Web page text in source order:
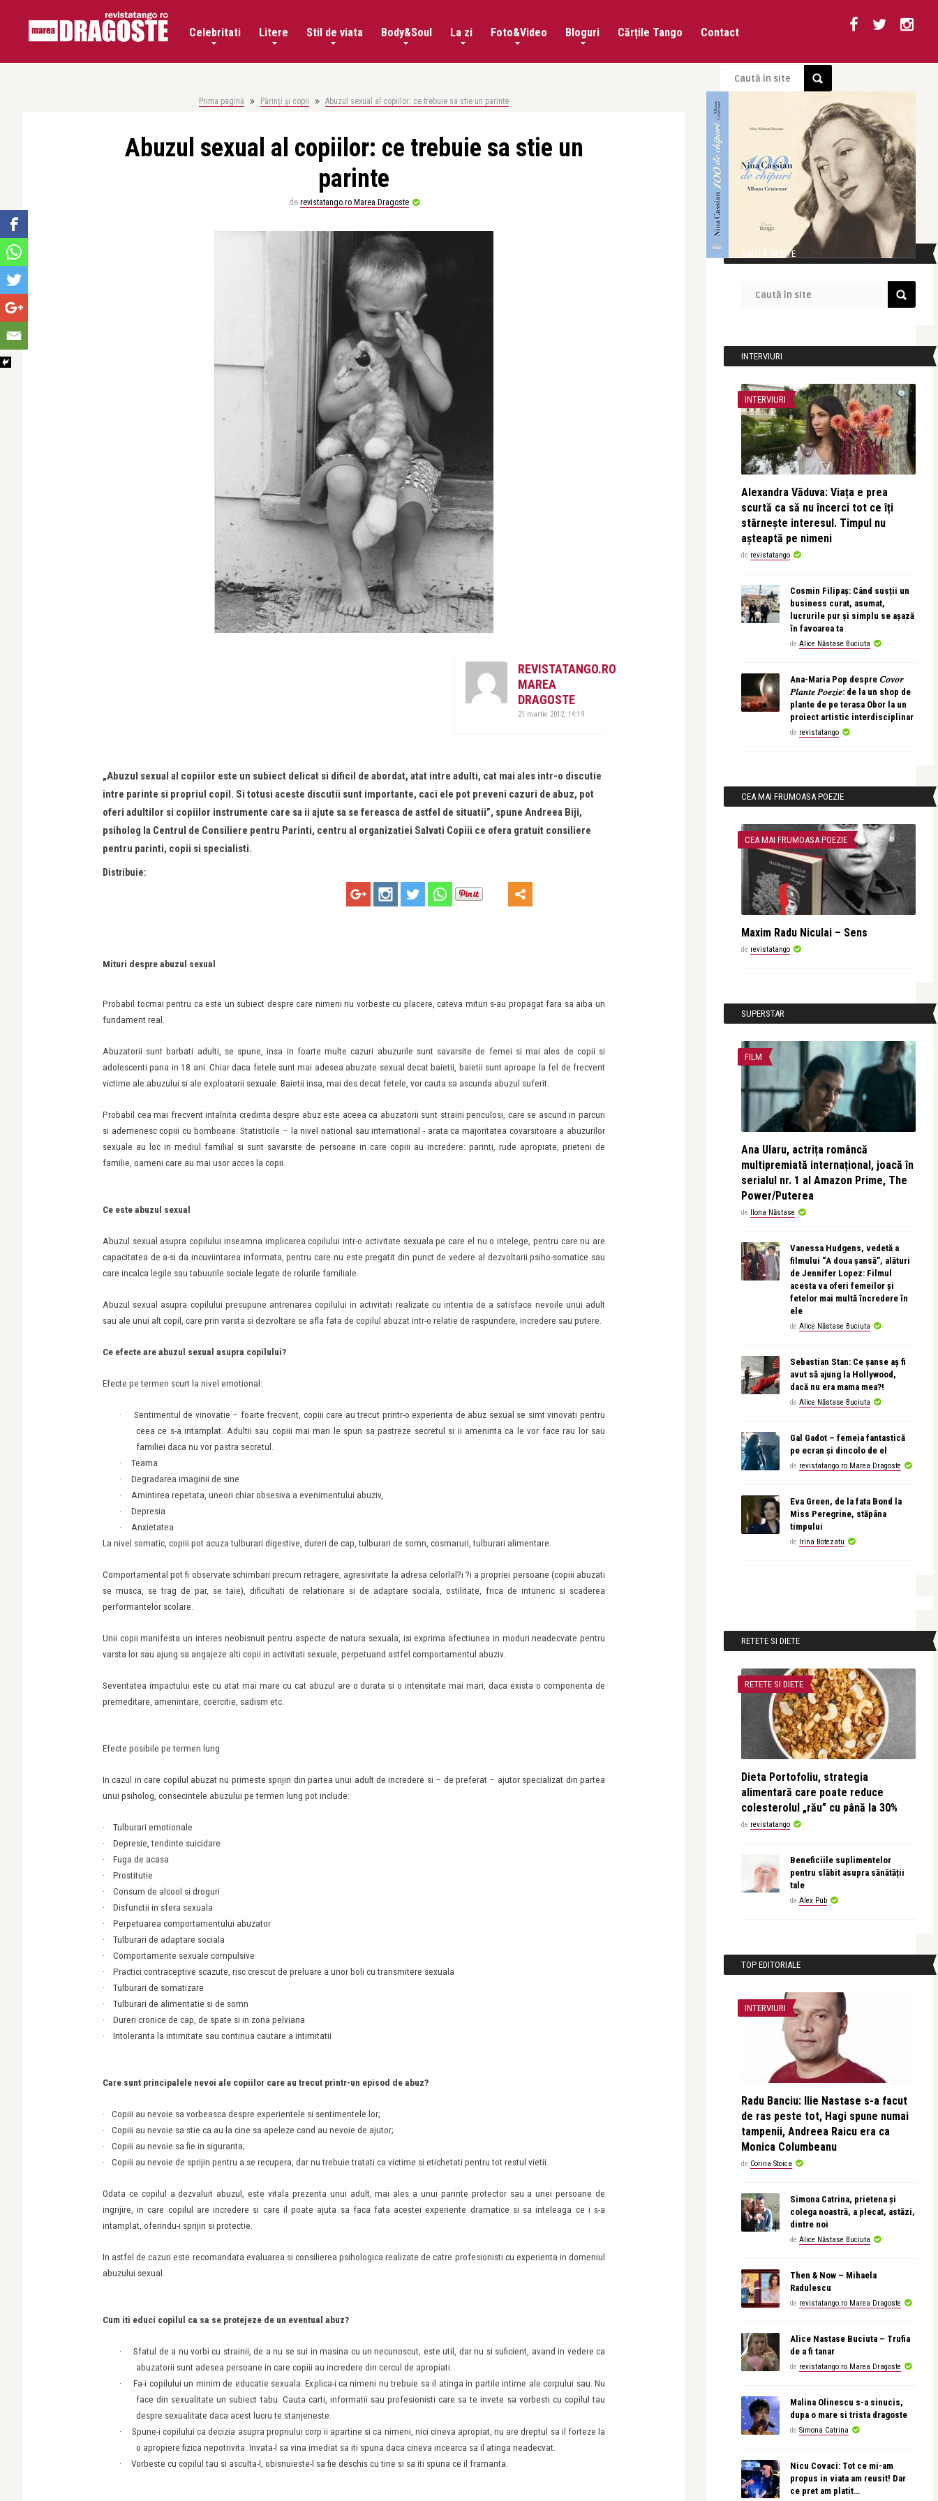
Celebritati Litere Stil de viata Body&Soul La zi Foto&Video Bloguri Cărțile Tango Contact
Prima pagină Părinți și copii Abuzul sexual al copiilor: ce trebuie sa stie un parinte
Abuzul sexual al copiilor: ce trebuie sa stie un
parinte
de revistatango.ro Marea Dragoste
REVISTATANGO.RO
MAREA
DRAGOSTE
21 martie 2012, 14:19
„Abuzul sexual al copiilor este un subiect delicat si dificil de abordat, atat intre adulti, cat mai ales intr-o discutie
intre parinte si propriul copil. Si totusi aceste discutii sunt importante, caci ele pot preveni cazuri de abuz, pot
oferi adultilor si copiilor instrumente care sa ii ajute sa se fereasca de astfel de situatii”, spune Andreea Biji,
psiholog la Centrul de Consiliere pentru Parinti, centru al organizatiei Salvati Copiii ce ofera gratuit consiliere
pentru parinti, copii si specialisti.
Distribuie:
Mituri despre abuzul sexual
Probabil tocmai pentru ca este un subiect despre care nimeni nu vorbeste cu placere, cateva mituri s-au propagat fara sa aiba un
fundament real.
Abuzatorii sunt barbati adulti, se spune, insa in foarte multe cazuri abuzurile sunt savarsite de femei si mai ales de copii si
adolescenti pana in 18 ani. Chiar daca fetele sunt mai adesea abuzate sexual decat baietii, baietii sunt aproape la fel de frecvent
victime ale abuzului si ale exploatarii sexuale. Baietii insa, mai des decat fetele, vor cauta sa ascunda abuzul suferit.
Probabil cea mai frecvent intalnita credinta despre abuz este aceea ca abuzatorii sunt straini periculosi, care se ascund in parcuri
si ademenesc copiii cu bomboane. Statisticile – la nivel national sau international - arata ca majoritatea covarsitoare a abuzurilor
sexuale au loc in mediul familial si sunt savarsite de persoane in care copiii au incredere: parinti, rude apropiate, prieteni de
familie, oameni care au mai usor acces la copii.
Ce este abuzul sexual
Abuzul sexual asupra copilului inseamna implicarea copilului intr-o activitate sexuala pe care el nu o intelege, pentru care nu are
capacitatea de a-si da incuviintarea informata, pentru care nu este pregatit din punct de vedere al dezvoltarii psiho-somatice sau
care incalca legile sau tabuurile sociale legate de rolurile familiale.
Abuzul sexual asupra copilului presupune antrenarea copilului in activitati realizate cu intentia de a satisface nevoile unui adult
sau ale unui alt copil, care prin varsta si dezvoltare se afla fata de copilul abuzat intr-o relatie de raspundere, incredere sau putere.
Ce efecte are abuzul sexual asupra copilului?
Efecte pe termen scurt la nivel emotional:
·
Sentimentul de vinovatie – foarte frecvent, copiii care au trecut printr-o experienta de abuz sexual se simt vinovati pentru
ceea ce s-a intamplat. Adultii sau copiii mai mari le spun sa pastreze secretul si ii ameninta ca le vor face rau lor sau
familiei daca nu vor pastra secretul.
·
Teama
·
Degradarea imaginii de sine
·
Amintirea repetata, uneori chiar obsesiva a evenimentului abuziv,
·
Depresia
·
Anxietatea
La nivel somatic, copiii pot acuza tulburari digestive, dureri de cap, tulburari de somn, cosmaruri, tulburari alimentare.
Comportamental pot fi observate schimbari precum retragere, agresivitate la adresa celorlal?i ?i a propriei persoane (copiii abuzati
se musca, se trag de par, se taie), dificultati de relationare si de adaptare sociala, ostilitate, frica de intuneric si scaderea
performantelor scolare.
Unii copii manifesta un interes neobisnuit pentru aspecte de natura sexuala, isi exprima afectiunea in moduri neadecvate pentru
varsta lor sau ajung sa angajeze alti copii in activitati sexuale, perpetuand astfel comportamentul abuziv.
Severitatea impactului este cu atat mai mare cu cat abuzul are o durata si o intensitate mai mari, daca exista o componenta de
premeditare, amenintare, coercitie, sadism etc.
Efecte posibile pe termen lung
In cazul in care copilul abuzat nu primeste sprijin din partea unui adult de incredere si – de preferat – ajutor specializat din partea
unui psiholog, consecintele abuzului pe termen lung pot include:
·
Tulburari emotionale
·
Depresie, tendinte suicidare
·
Fuga de acasa
·
Prostitutie
·
Consum de alcool si droguri
·
Disfunctii in sfera sexuala
·
Perpetuarea comportamentului abuzator
·
Tulburari de adaptare sociala
·
Comportamente sexuale compulsive
·
Practici contraceptive scazute, risc crescut de preluare a unor boli cu transmitere sexuala
·
Tulburari de somatizare
·
Tulburari de alimentatie si de somn
·
Dureri cronice de cap, de spate si in zona pelviana
·
Intoleranta la intimitate sau continua cautare a intimitatii
Care sunt principalele nevoi ale copiilor care au trecut printr-un episod de abuz?
·
Copiii au nevoie sa vorbeasca despre experientele si sentimentele lor;
·
Copiii au nevoie sa stie ca au la cine sa apeleze cand au nevoie de ajutor;
·
Copiii au nevoie sa fie in siguranta;
·
Copiii au nevoie de sprijin pentru a se recupera, dar nu trebuie tratati ca victime si etichetati pentru tot restul vietii.
Odata ce copilul a dezvaluit abuzul, este vitala prezenta unui adult, mai ales a unui parinte protector sau a unei persoane de
ingrijire, in care copilul are incredere si care il poate ajuta sa faca fata acestei experiente dramatice si sa inteleaga ce i s-a
intamplat, oferindu-i sprijin si protectie.
In astfel de cazuri este recomandata evaluarea si consilierea psihologica realizate de catre profesionisti cu experienta in domeniul
abuzului sexual.
Cum iti educi copilul ca sa se protejeze de un eventual abuz?
·
Sfatul de a nu vorbi cu strainii, de a nu se sui in masina cu un necunoscut, este util, dar nu si suficient, avand in vedere ca
abuzatorii sunt adesea persoane in care copiii au incredere din cercul de apropiati.
·
Fa-i copilului un minim de educatie sexuala. Explica-i ca nimeni nu trebuie sa il atinga in partile intime ale corpului sau. Nu
face din sexualitate un subiect tabu. Cauta carti, informatii sau profesionisti care sa te invete sa vorbesti cu copilul tau
despre sexualitate daca acest lucru te stanjeneste.
·
Spune-i copilului ca decizia asupra propriului corp ii apartine si ca nimeni, nici cineva apropiat, nu are dreptul sa il forteze la
o apropiere fizica nepotrivita. Invata-l sa vina imediat sa iti spuna daca cineva incearca sa il atinga neadecvat.
·
Vorbeste cu copilul tau si asculta-l, obisnuieste-l sa fie deschis cu tine si sa iti spuna ce il framanta.
CAUTĂ ÎN SITE
INTERVIURI
INTERVIURI
Alexandra Văduva: Viața e prea
scurtă ca să nu încerci tot ce îți
stârnește interesul. Timpul nu
așteaptă pe nimeni
de revistatango
Cosmin Filipaș: Când susții un
business curat, asumat,
lucrurile pur și simplu se așază
în favoarea ta
de Alice Năstase Buciuta
Ana-Maria Pop despre 𝐶𝑜𝑣𝑜𝑟
𝑃𝑙𝑎𝑛𝑡𝑒 𝑃𝑜𝑒𝑧𝑖𝑒: de la un shop de
plante de pe terasa Obor la un
proiect artistic interdisciplinar
de revistatango
CEA MAI FRUMOASA POEZIE
CEA MAI FRUMOASA POEZIE
Maxim Radu Niculai – Sens
de revistatango
SUPERSTAR
FILM
Ana Ularu, actrița româncă
multipremiată internațional, joacă în
serialul nr. 1 al Amazon Prime, The
Power/Puterea
de Ilona Năstase
Vanessa Hudgens, vedetă a
filmului “A doua șansă”, alături
de Jennifer Lopez: Filmul
acesta va oferi femeilor și
fetelor mai multă încredere în
ele
de Alice Năstase Buciuta
Sebastian Stan: Ce șanse aș fi
avut să ajung la Hollywood,
dacă nu era mama mea?!
de Alice Năstase Buciuta
Gal Gadot – femeia fantastică
pe ecran și dincolo de el
de revistatango.ro Marea Dragoste
Eva Green, de la fata Bond la
Miss Peregrine, stăpâna
timpului
de Irina Botezatu
RETETE SI DIETE
RETETE SI DIETE
Dieta Portofoliu, strategia
alimentară care poate reduce
colesterolul „rău” cu până la 30%
de revistatango
Beneficiile suplimentelor
pentru slăbit asupra sănătății
tale
de Alex Pub
TOP EDITORIALE
INTERVIURI
Radu Banciu: Ilie Nastase s-a facut
de ras peste tot, Hagi spune numai
tampenii, Andreea Raicu era ca
Monica Columbeanu
de Corina Stoica
Simona Catrina, prietena și
colega noastră, a plecat, astăzi,
dintre noi
de Alice Năstase Buciuta
Then & Now – Mihaela
Radulescu
de revistatango.ro Marea Dragoste
Alice Nastase Buciuta – Trufia
de a fi tanar
de revistatango.ro Marea Dragoste
Malina Olinescu s-a sinucis,
dupa o mare si trista dragoste
de Simona Catrina
Nicu Covaci: Tot ce mi-am
propus in viata am reusit! Dar
ce pret am platit…